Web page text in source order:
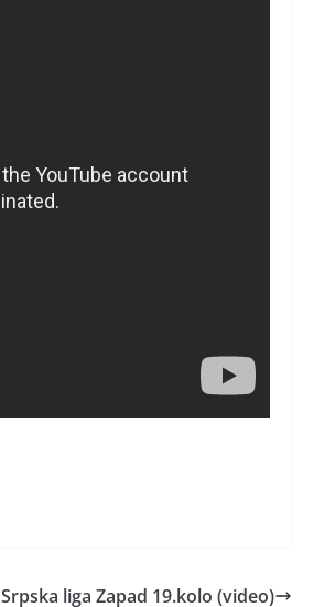
Srpska liga Zapad 19.kolo (video)